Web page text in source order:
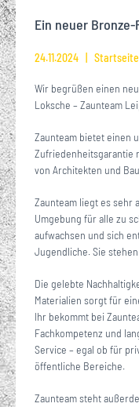
Ein neuer
24.11.2024 Startseite
Wir begrüßen einen
Loksche – Zaunteam
Zaunteam bietet einen
Zufriedenheitsgarantie
von Architekten und
Zaunteam liegt es sehr
Umgebung für alle zu
aufwachsen und sich
Jugendliche. Sie
Die gelebte
Materialien sorgt für
Ihr bekommt bei
Fachkompetenz und
Service – egal ob für
öffentliche Bereiche.
Zaunteam steht